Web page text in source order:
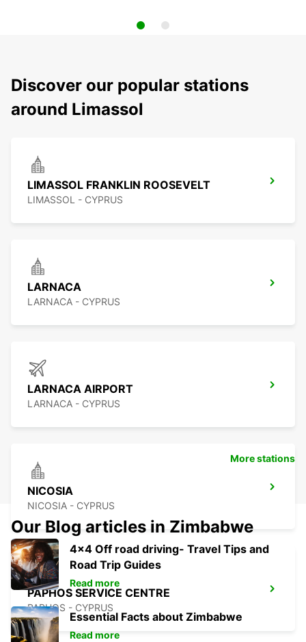
Discover our popular stations
around Limassol
LIMASSOL FRANKLIN ROOSEVELT
LIMASSOL - CYPRUS
LARNACA
LARNACA - CYPRUS
LARNACA AIRPORT
LARNACA - CYPRUS
NICOSIA
NICOSIA - CYPRUS
PAPHOS SERVICE CENTRE
PAPHOS - CYPRUS
More stations
Our Blog articles in Zimbabwe
4x4 Off road driving- Travel Tips and
Road Trip Guides
Read more
Essential Facts about Zimbabwe
Read more